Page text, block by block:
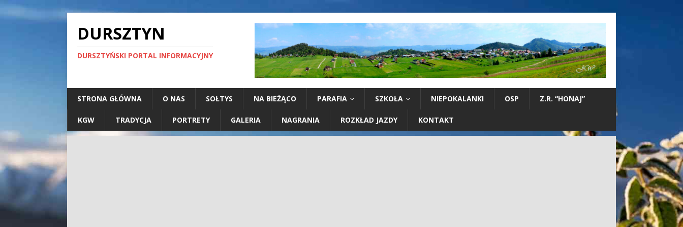
DURSZTYN
DURSZTYŃSKI PORTAL INFORMACYJNY
STRONA GŁÓWNA O NAS SOŁTYS NA BIEŻĄCO PARAFIA SZKOŁA NIEPOKALANKI OSP Z.R. “HONAJ”
KGW TRADYCJA PORTRETY GALERIA NAGRANIA ROZKŁAD JAZDY KONTAKT